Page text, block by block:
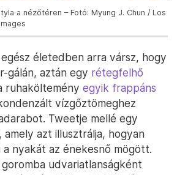
a nézőtéren – Fotó: Myung J. Chun / Los
életedben arra vársz, hogy
gálán, aztán egy rétegfelhő
ruhaköltemény egyik frappáns
vízgőztömeghez
Tweetje mellé egy
azt illusztrálja, hogyan
nyakát az énekesnő mögött.
udvariatlanságként